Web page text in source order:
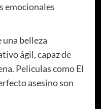
emocionales
una belleza
ágil, capaz de
Peliculas como El
asesino son